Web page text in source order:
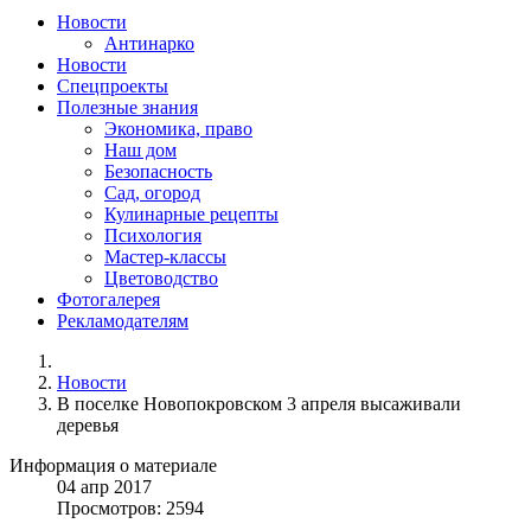
Новости
Антинарко
Новости
Спецпроекты
Полезные знания
Экономика, право
Наш дом
Безопасность
Сад, огород
Кулинарные рецепты
Психология
Мастер-классы
Цветоводство
Фотогалерея
Рекламодателям
Новости
В поселке Новопокровском 3 апреля высаживали
деревья
Информация о материале
04 апр 2017
Просмотров: 2594